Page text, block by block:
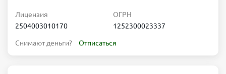
Лицензия
2504003010170
ОГРН
1252300023337
Снимают деньги? Отписаться